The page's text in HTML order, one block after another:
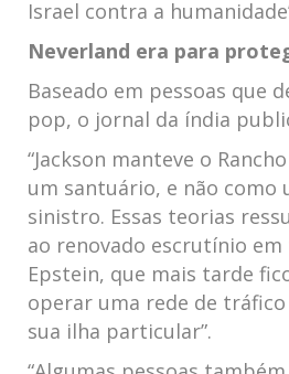
Israel contra a
Neverland era para
Baseado em pessoas que
pop, o jornal da índia
“Jackson manteve o
um santuário, e não como
sinistro. Essas teorias
ao renovado escrutínio
Epstein, que mais tarde
operar uma rede de tráfico
sua ilha particular”.